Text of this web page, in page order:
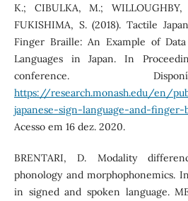
K.; CIBULKA, M.;
FUKISHIMA, S. (2018). Tactile
Finger Braille: An Example of
Languages in Japan. In
conference.
https://research.monash.edu/en/
japanese-sign-language-and-
Acesso em 16 dez. 2020.
BRENTARI, D. Modality
phonology and morphophonemics.
in signed and spoken language.